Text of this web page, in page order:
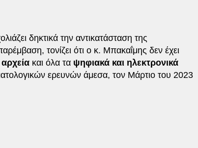
δηκτικά την αντικατάσταση της
τονίζει ότι ο κ. Μπακαΐμης δεν έχει
και όλα τα ψηφιακά και ηλεκτρονικά
ερευνών άμεσα, τον Μάρτιο του 2023